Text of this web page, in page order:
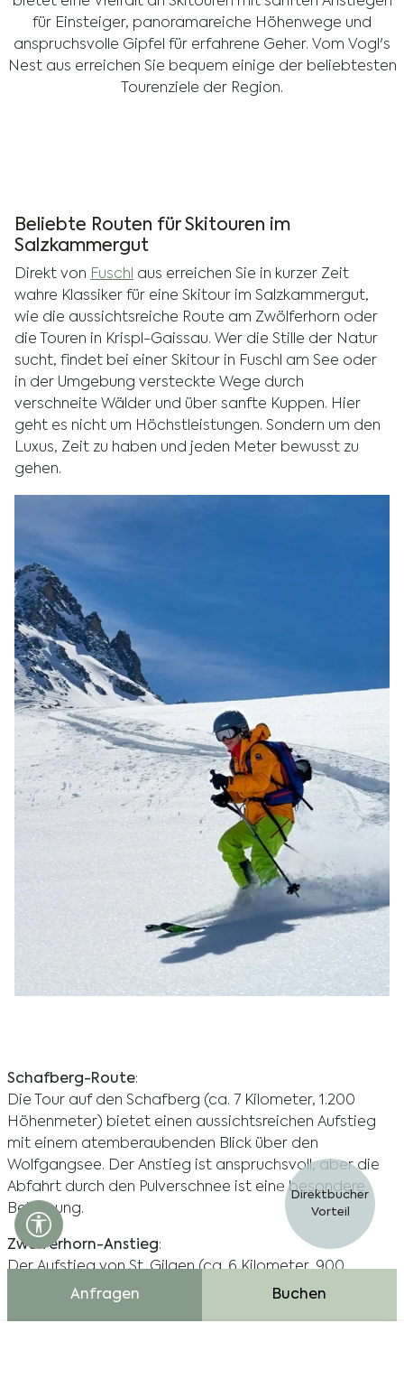
Direktbucher
Vorteil
Anfragen Buchen
für Einsteiger, panoramareiche Höhenwege und
anspruchsvolle Gipfel für erfahrene Geher. Vom Vogl's
Nest aus erreichen Sie bequem einige der beliebtesten
Tourenziele der Region.
Beliebte Routen für Skitouren im
Salzkammergut
Direkt von Fuschl aus erreichen Sie in kurzer Zeit
wahre Klassiker für eine Skitour im Salzkammergut,
wie die aussichtsreiche Route am Zwölferhorn oder
die Touren in Krispl-Gaissau. Wer die Stille der Natur
sucht, findet bei einer Skitour in Fuschl am See oder
in der Umgebung versteckte Wege durch
verschneite Wälder und über sanfte Kuppen. Hier
geht es nicht um Höchstleistungen. Sondern um den
Luxus, Zeit zu haben und jeden Meter bewusst zu
gehen.
Schafberg-Route:
Die Tour auf den Schafberg (ca. 7 Kilometer, 1.200
Höhenmeter) bietet einen aussichtsreichen Aufstieg
mit einem atemberaubenden Blick über den
Wolfgangsee. Der Anstieg ist anspruchsvoll, aber die
Abfahrt durch den Pulverschnee ist eine besondere
Belohnung.
Zwölferhorn-Anstieg:
Der Aufstieg von St. Gilgen (ca. 6 Kilometer, 900
Höhenmeter) führt Sie auf den Gipfel, von dem Sie ein